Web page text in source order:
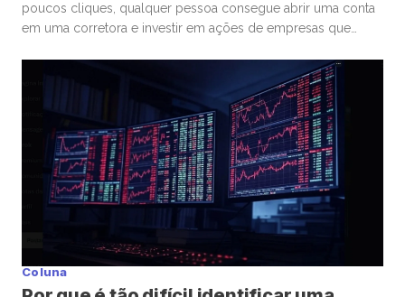
poucos cliques, qualquer pessoa consegue abrir uma conta
em uma corretora e investir em ações de empresas que
democratizou os investimentos e trouxe milhões de novos
participantes para a bolsa. Mas, junto com essa facilidade,
surgiu um comportamento que […]
Coluna